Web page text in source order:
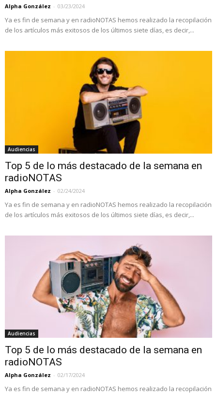
Alpha González - 03/23/2024
Ya es fin de semana y en radioNOTAS hemos realizado la recopilación
de los artículos más exitosos de los últimos siete días, es decir,...
Audiencias
Top 5 de lo más destacado de la semana en
radioNOTAS
Alpha González - 02/24/2024
Ya es fin de semana y en radioNOTAS hemos realizado la recopilación
de los artículos más exitosos de los últimos siete días, es decir,...
Audiencias
Top 5 de lo más destacado de la semana en
radioNOTAS
Alpha González - 02/17/2024
Ya es fin de semana y en radioNOTAS hemos realizado la recopilación